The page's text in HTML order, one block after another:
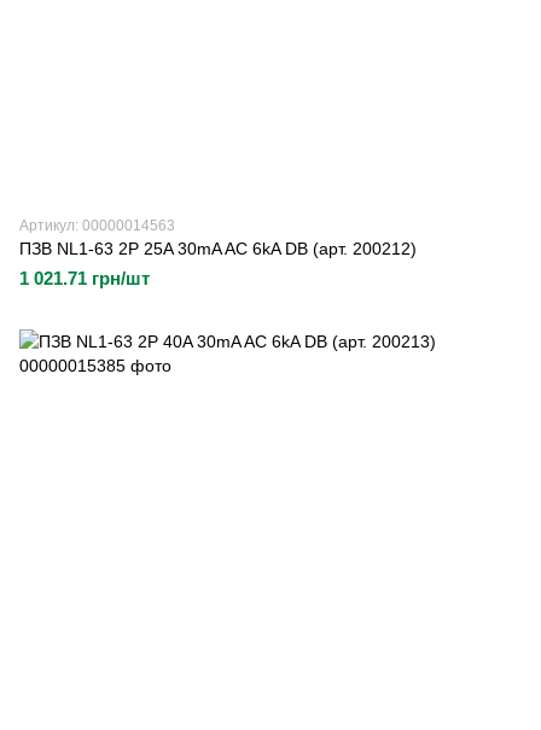
Артикул: 00000014563
ПЗВ NL1-63 2P 25A 30mA AC 6kA DB (арт. 200212)
1 021.71 грн/шт